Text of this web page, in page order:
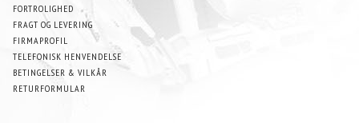
FORTROLIGHED
FRAGT OG LEVERING
FIRMAPROFIL
TELEFONISK HENVENDELSE
BETINGELSER & VILKÅR
RETURFORMULAR